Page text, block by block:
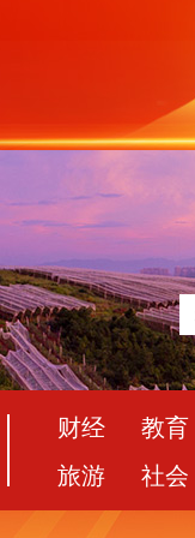
财经 教育
旅游
社会